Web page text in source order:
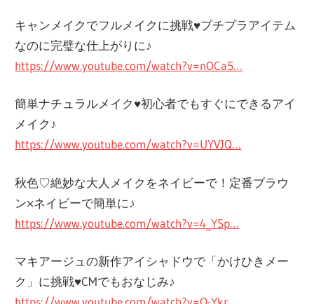
キャンメイクでフルメイクに挑戦♥プチプラアイテム
なのに完璧な仕上がりに♪
https://www.youtube.com/watch?v=nOCa5…
簡単ナチュラルメイク♥初心者でもすぐにできるアイ
メイク♪
https://www.youtube.com/watch?v=UYVJQ…
秋色♡絶妙な大人メイクをネイビーで！定番ブラウ
ン×ネイビーで簡単に♪
https://www.youtube.com/watch?v=4_YSp…
マキアージュの新作アイシャドウで「かけひきメー
ク」に挑戦♥CMでもおなじみ♪